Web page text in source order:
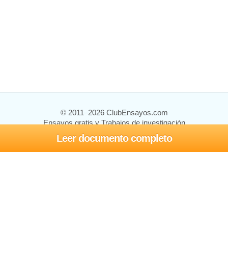
Leer documento completo
© 2011–2026 ClubEnsayos.com
Ensayos gratis y Trabajos de investigación